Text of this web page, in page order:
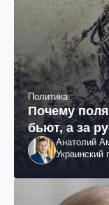
Политика
Почему
бьют, а за
Анатолий
Украинский